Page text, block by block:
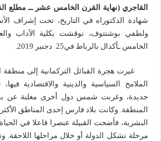
القاجري (نهاية القرن الخامس عشر ــ مطلع
شهادة الدكتوراه في التاريخ، تحت إشراف
ولطفي بوشنتوف، نوقشت بكلية الآداب
الخامس ـأكدال بالرباط في25 دجنبر 2019.
غيرت هجرة القبائل التركمانية إلى منطقة
الملامح السياسية والدينية والاقتصادية
جديدة، وغربت شمس دول أخرى معلنة عن
المنطقة. وكانت بلاد فارس إحدى المناطق
البشرية، فأضحت القبيلة عنصرا فاعلا في
مرحلة تشكل الدولة أو خلال مراحلها